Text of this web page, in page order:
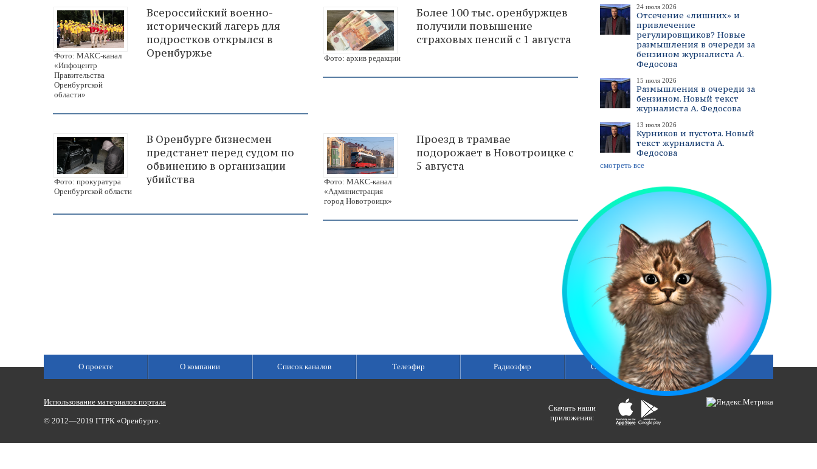
24 июля 2026
Отсечение «лишних» и
привлечение
регулировщиков? Новые
размышления в очереди за
бензином журналиста А.
Федосова
15 июля 2026
Размышления в очереди за
бензином. Новый текст
журналиста А. Федосова
13 июля 2026
Курников и пустота. Новый
текст журналиста А.
Федосова
смотреть все
Фото: МАКС-канал
«Инфоцентр
Правительства
Оренбургской
области»
Всероссийский военно-
исторический лагерь для
подростков открылся в
Оренбуржье
Фото: архив редакции
Более 100 тыс. оренбуржцев
получили повышение
страховых пенсий с 1 августа
Фото: прокуратура
Оренбургской области
В Оренбурге бизнесмен
предстанет перед судом по
обвинению в организации
убийства
Фото: МАКС-канал
«Администрация
город Новотроицк»
Проезд в трамвае
подорожает в Новотроицке с
5 августа
О проекте О компании Список каналов Телеэфир Радиоэфир Сетка вещания
Использование материалов портала
© 2012—2019 ГТРК «Оренбург».
Скачать наши
приложения:
Сетевое издание «Государственный Интернет-Канал «Россия»